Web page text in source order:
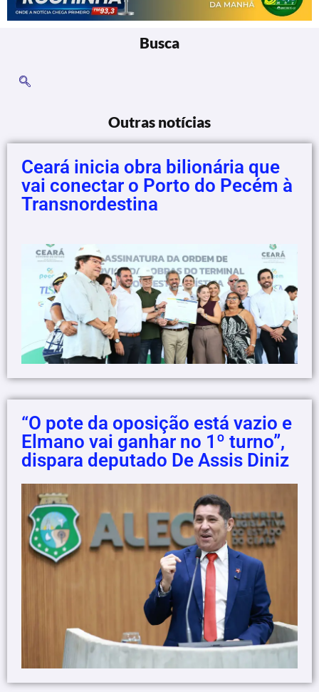
Busca
Outras notícias
Ceará inicia obra bilionária que
vai conectar o Porto do Pecém à
Transnordestina
“O pote da oposição está vazio e
Elmano vai ganhar no 1º turno”,
dispara deputado De Assis Diniz